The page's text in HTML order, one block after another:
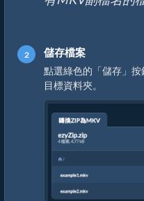
儲存檔案
點選綠色的「儲存」
目標資料夾。